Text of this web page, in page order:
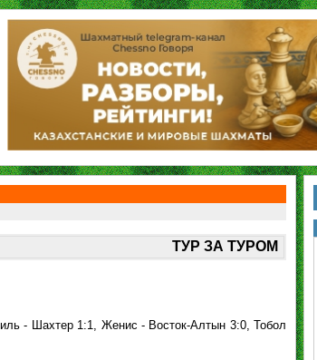
ТУР ЗА ТУРОМ
- Шахтер 1:1, Женис - Восток-Алтын 3:0, Тобол